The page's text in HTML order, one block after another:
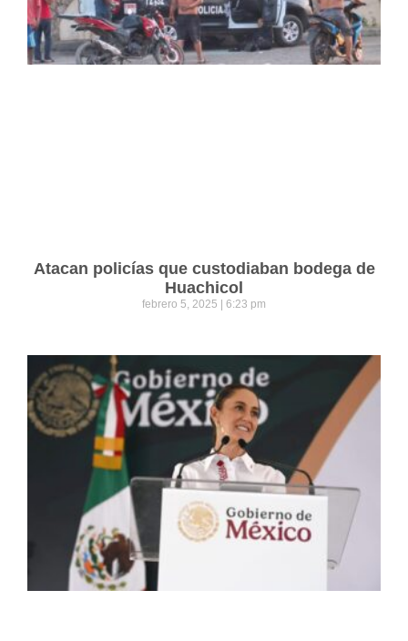
Atacan policías que custodiaban bodega de
Huachicol
febrero 5, 2025 6:23 pm